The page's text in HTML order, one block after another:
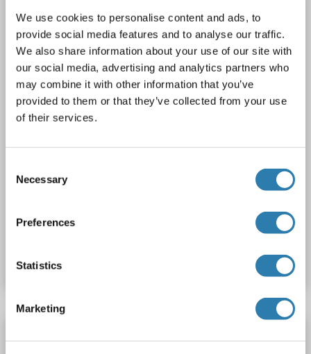
We use cookies to personalise content and ads, to
provide social media features and to analyse our traffic.
We also share information about your use of our site with
our social media, advertising and analytics partners who
may combine it with other information that you’ve
provided to them or that they’ve collected from your use
of their services.
Selection
Necessary
Preferences
Statistics
Marketing
Hôte: Lapin
Polyclonal unconjugated
1 image
N° du produit ABIN202321
Fiche technique